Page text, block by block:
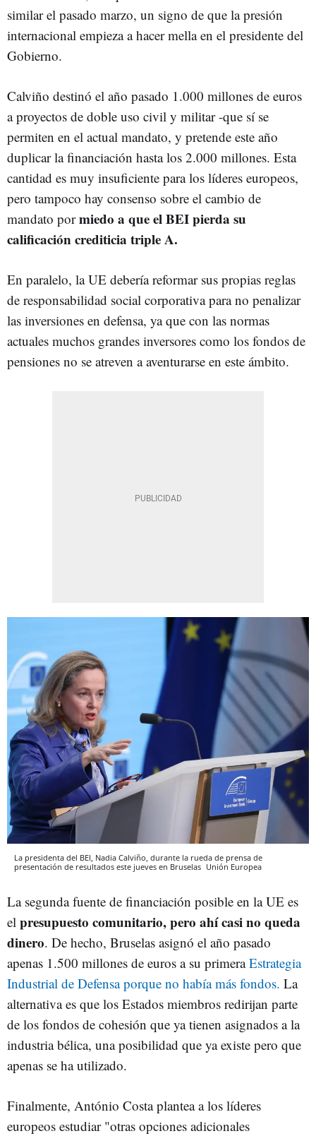
similar el pasado marzo, un signo de que la presión
internacional empieza a hacer mella en el presidente del
Gobierno.
Calviño destinó el año pasado 1.000 millones de euros
a proyectos de doble uso civil y militar -que sí se
permiten en el actual mandato, y pretende este año
duplicar la financiación hasta los 2.000 millones. Esta
cantidad es muy insuficiente para los líderes europeos,
pero tampoco hay consenso sobre el cambio de
mandato pormiedo a que el BEI pierda su
calificación crediticia triple A.
En paralelo, la UE debería reformar sus propias reglas
de responsabilidad social corporativa para no penalizar
las inversiones en defensa, ya que con las normas
actuales muchos grandes inversores como los fondos de
pensiones no se atreven a aventurarse en este ámbito.
La presidenta del BEI, Nadia Calviño, durante la rueda de prensa de
presentación de resultados este jueves en Bruselas Unión Europea
La segunda fuente de financiación posible en la UE es
el presupuesto comunitario, pero ahí casi no queda
dinero. De hecho, Bruselas asignó el año pasado
apenas 1.500 millones de euros a su primeraEstrategia
Industrial de Defensa porque no había más fondos. La
alternativa es que los Estados miembros redirijan parte
de los fondos de cohesión que ya tienen asignados a la
industria bélica, una posibilidad que ya existe pero que
apenas se ha utilizado.
Finalmente, António Costa plantea a los líderes
europeos estudiar "otras opciones adicionales